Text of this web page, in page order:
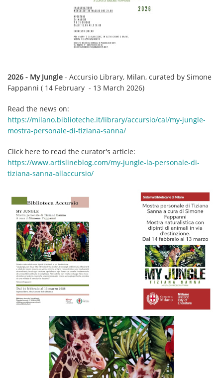
2026 - My Jungle - Accursio Library, Milan, curated by Simone
Fappanni ( 14 February - 13 March 2026)
Read the news on:
https://milano.biblioteche.it/library/accursio/cal/my-jungle-
mostra-personale-di-tiziana-sanna/
Click here to read the curator's article:
https://www.artislineblog.com/my-jungle-la-personale-di-
tiziana-sanna-allaccursio/